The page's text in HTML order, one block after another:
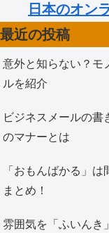
日本のオン
最近の投稿
意外と知らない？モ
ルを紹介
ビジネスメールの書
のマナーとは
「おもんばかる」
まとめ！
雰囲気を「ふいんき